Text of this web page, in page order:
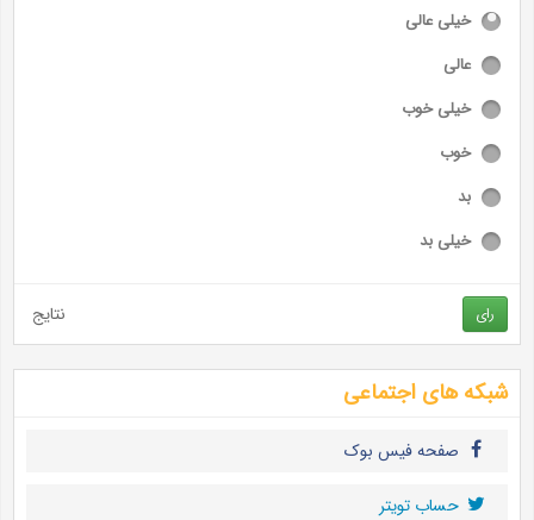
خیلی عالی
عالی
خیلی خوب
خوب
بد
خیلی بد
رای نتایج
شبکه های اجتماعی
صفحه فیس بوک
حساب تويتر